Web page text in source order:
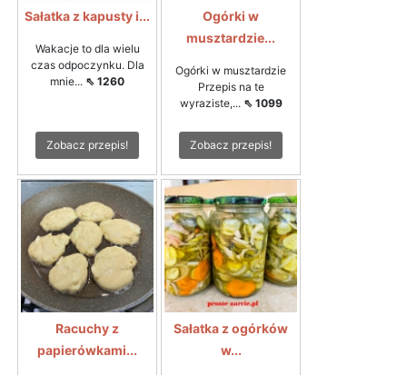
Sałatka z kapusty i...
Wakacje to dla wielu
czas odpoczynku. Dla
mnie... ⇖ 1260
Zobacz przepis!
Ogórki w
musztardzie...
Ogórki w musztardzie
Przepis na te
wyraziste,... ⇖ 1099
Zobacz przepis!
Racuchy z
papierówkami...
Sałatka z ogórków
w...